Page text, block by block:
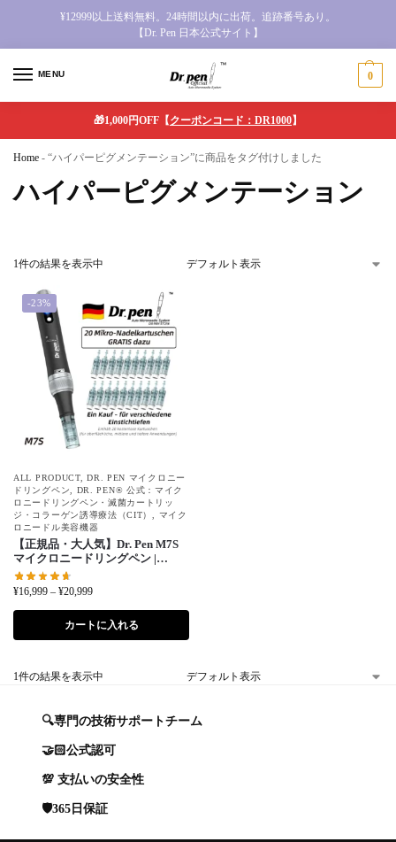
¥12999以上送料無料。24時間以内に出荷。追跡番号あり。
【Dr. Pen 日本公式サイト】
MENU 0
🎁1,000円OFF【クーポンコード：DR1000】
Home - “ハイパーピグメンテーション”に商品をタグ付けしました
ハイパーピグメンテーション
1件の結果を表示中
-23%
ALL PRODUCT,DR. PEN マイクロニー
ドリングペン
DR. PEN® 公式：マイク
ロニードリングペン・滅菌カートリッ
ジ・コラーゲン誘導療法（CIT）
マイク
ロニードル美容機器
【正規品・大人気】Dr. Pen M7S
マイクロニードリングペン |
16,000 RPM＋ギフトボックス＆
針カートリッジ 22本 無料付属
¥16,999 – ¥20,999
カートに入れる
1件の結果を表示中
🔍専門の技術サポートチーム
🤝🏻公式認可
💯 支払いの安全性
🛡️365日保証